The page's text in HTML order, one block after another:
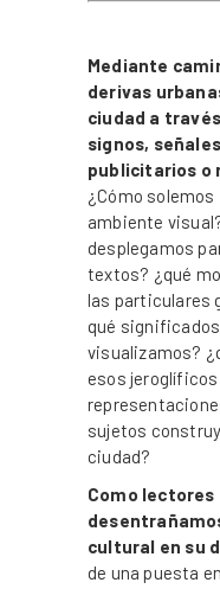
Mediante
derivas
ciudad a
signos,
publicitarios o
¿Cómo
ambiente
desplegamos
textos? ¿qué
las particulares
qué
visualizamos?
esos
sujetos
ciudad?
Como lectores
cultural en su
de una puesta